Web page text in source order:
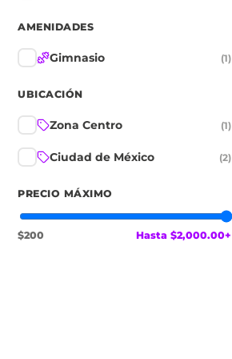
AMENIDADES
Gimnasio (1)
UBICACIÓN
Zona Centro (1)
Ciudad de México (2)
PRECIO MÁXIMO
$200 Hasta $2,000.00+